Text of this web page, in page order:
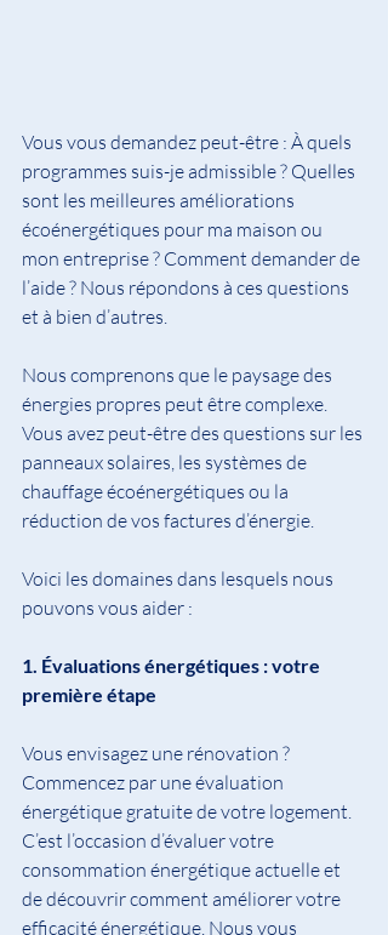
Vous vous demandez peut-être : À quels
programmes suis-je admissible ? Quelles
sont les meilleures améliorations
écoénergétiques pour ma maison ou
mon entreprise ? Comment demander de
l’aide ? Nous répondons à ces questions
et à bien d’autres.
Nous comprenons que le paysage des
énergies propres peut être complexe.
Vous avez peut-être des questions sur les
panneaux solaires, les systèmes de
chauffage écoénergétiques ou la
réduction de vos factures d’énergie.
Voici les domaines dans lesquels nous
pouvons vous aider :
1. Évaluations énergétiques : votre
première étape
Vous envisagez une rénovation ?
Commencez par une évaluation
énergétique gratuite de votre logement.
C’est l’occasion d’évaluer votre
consommation énergétique actuelle et
de découvrir comment améliorer votre
efficacité énergétique. Nous vous